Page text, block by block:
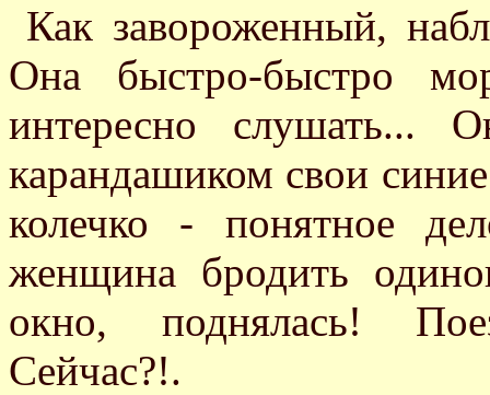
Как завороженный,
Она быстро-быстро
интересно слушать...
карандашиком свои
колечко - понятное
женщина бродить
окно, поднялась!
Сейчас?!.